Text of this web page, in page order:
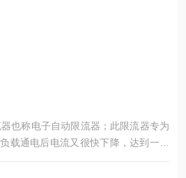
载通电后电流又很快下降，达到一个
洞电流一般为正常使用电流的5-10